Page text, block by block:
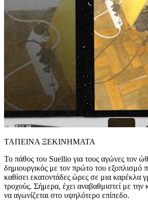
ΤΑΠΕΙΝΑ ΞΕΚΙΝΗΜΑΤΑ
Το πάθος του Suellio για τους αγώνες τον
δημιουργικός με τον πρώτο του εξοπλισμό
καθίσει εκατοντάδες ώρες σε μια καρέκλα
τροχούς. Σήμερα, έχει αναβαθμιστεί με την
να αγωνίζεται στο υψηλότερο επίπεδο.